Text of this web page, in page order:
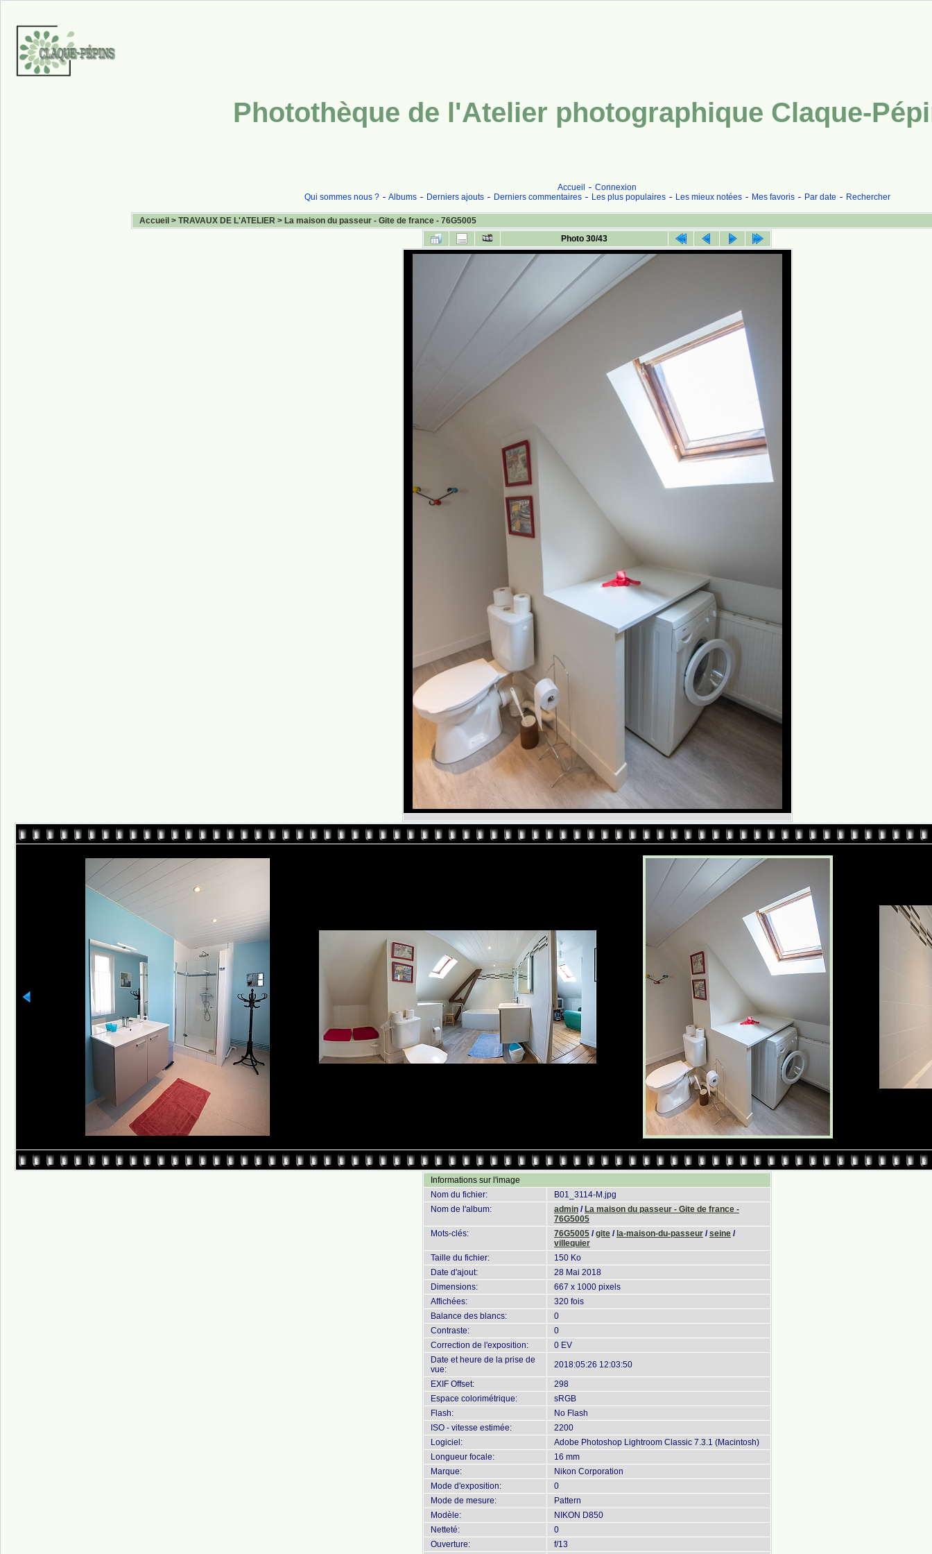
Photothèque de l'Atelier photographique Claque-
Accueil
Connexion
Qui sommes nous ?
Albums Derniers ajouts Derniers commentaires Les plus populaires Les mieux notées Mes favoris Par date Rechercher
Accueil > TRAVAUX DE L'ATELIER > La maison du passeur - Gite de france - 76G5005
Photo 30/43
Informations sur l'image
Nom du fichier:
B01_3114-M.jpg
Nom de l'album:
admin / La maison du passeur - Gite de france -
76G5005
Mots-clés:
76G5005 /gite / la-maison-du-passeur /seine /
villequier
Taille du fichier:
150 Ko
Date d'ajout:
28 Mai 2018
Dimensions:
667 x 1000 pixels
Affichées:
320 fois
Balance des blancs:
0
Contraste:
0
Correction de l'exposition:
0 EV
Date et heure de la prise de
vue:
2018:05:26 12:03:50
EXIF Offset:
298
Espace colorimétrique:
sRGB
Flash:
No Flash
ISO - vitesse estimée:
2200
Logiciel:
Adobe Photoshop Lightroom Classic 7.3.1 (Macintosh)
Longueur focale:
16 mm
Marque:
Nikon Corporation
Mode d'exposition:
0
Mode de mesure:
Pattern
Modèle:
NIKON D850
Netteté:
0
Ouverture:
f/13